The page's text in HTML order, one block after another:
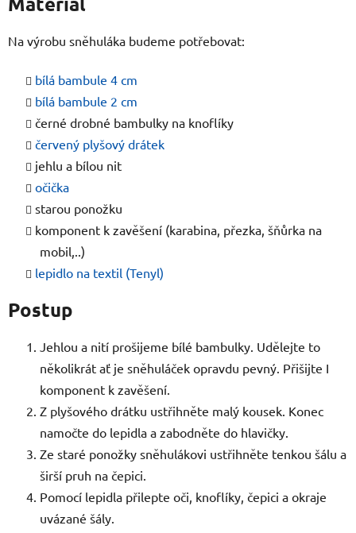
Na výrobu sněhuláka budeme potřebovat:
bílá bambule 4 cm
bílá bambule 2 cm
černé drobné bambulky na knoflíky
červený plyšový drátek
jehlu a bílou nit
očička
starou ponožku
komponent k zavěšení (karabina, přezka, šňůrka na
mobil,..)
lepidlo na textil (Tenyl)
Postup
Jehlou a nití prošijeme bílé bambulky. Udělejte to
několikrát ať je sněhuláček opravdu pevný. Přišijte I
komponent k zavěšení.
Z plyšového drátku ustřihněte malý kousek. Konec
namočte do lepidla a zabodněte do hlavičky.
Ze staré ponožky sněhulákovi ustřihněte tenkou šálu a
širší pruh na čepici.
Pomocí lepidla přilepte oči, knoflíky, čepici a okraje
uvázané šály.